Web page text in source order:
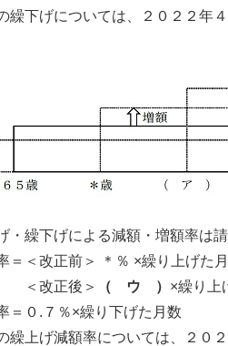
繰下げについては、２０２２年
・繰下げによる減額・増額率は
＝＜改正前＞ ＊％ ×繰り上げた
後＞
（ ウ ） ×繰り上
＝０.７％×繰り下げた月数
繰上げ減額率については、２０